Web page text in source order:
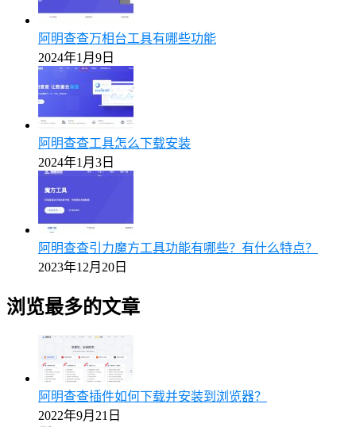
阿明查查万相台工具有哪些功能
2024年1月9日
阿明查查工具怎么下载安装
2024年1月3日
阿明查查引力魔方工具功能有哪些？有什么特点？
2023年12月20日
浏览最多的文章
阿明查查插件如何下载并安装到浏览器？
2022年9月21日